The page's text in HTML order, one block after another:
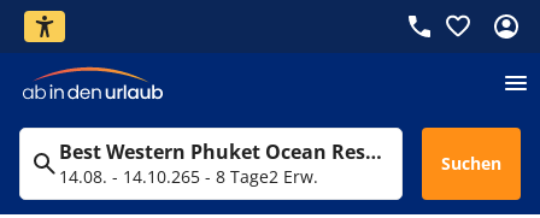
Best Western Phuket Ocean Resort
14.08. - 14.10.265 - 8 Tage2 Erw.
Suchen